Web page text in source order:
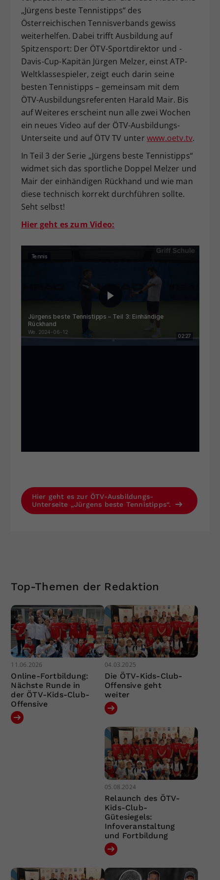
„Jürgens beste Tennistipps“ des
Österreichischen Tennisverbands gewiss
weiterhelfen. Dabei trifft Ausbildung auf
Spitzensport: Der ÖTV-Sportdirektor und -
Davis-Cup-Kapitän Jürgen Melzer, einst ATP-
Weltklassespieler, zeigt euch darin seine
besten Tennistipps – gemeinsam mit dem
ÖTV-Ausbildungsreferenten Harald Mair. Bis
auf Weiteres erscheint nun alle zwei Wochen
ein neues Video auf der ÖTV-Ausbildungs-
Unterseite und auf ÖTV TV unter www.oetv.tv.
In Teil 3 der Serie „Jürgens beste Tennistipps“
widmet sich das sportliche Doppel Melzer und
Mair der einhändigen Rückhand und wie man
diese technisch korrekt durchführen sollte.
Seht selbst!
Hier geht es zum Video:
Hier geht es zur ÖTV-Ausbildungs-
Unterseite „Jürgens beste Tennistipps“.
Top-Themen der Redaktion
11.06.2026
Online-Fortbildung:
Nächste Runde in
der ÖTV-Kids-Club-
Offensive
04.03.2025
Die ÖTV-Kids-Club-
Offensive geht
weiter
05.08.2024
Relaunch des ÖTV-
Kids-Club-
Gütesiegels:
Infoveranstaltung
und Fortbildung
Zweck
Dieser Wert speichert Ihre Consent-
Einstellungen. Unter anderem eine
zufällig generierte ID, für die
historische Speicherung Ihrer
vorgenommen Einstellungen, falls der
Webseiten-Betreiber dies eingestellt
hat.